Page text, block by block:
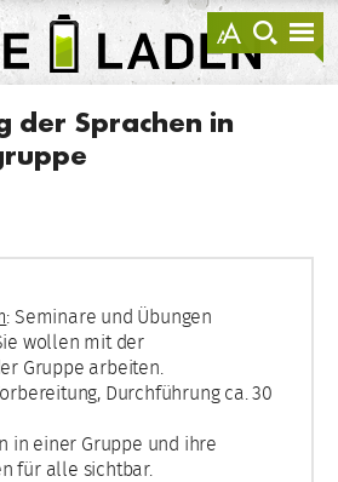
anzeigen
zur
Suche
LEHRE
LADEN
der Sprachen in
: Seminare und Übungen
wollen mit der
Gruppe arbeiten.
Durchführung ca. 30
in einer Gruppe und ihre
für alle sichtbar.